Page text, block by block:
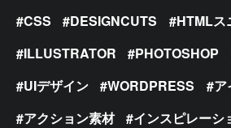
CSS DESIGNCUTS
HTMLス
ILLUSTRATOR
PHOTOSHOP
UIデザイン
WORDPRESS
ア
アクション素材
インスピレーシ